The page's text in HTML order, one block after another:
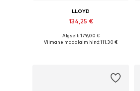
LLOYD
134,25 €
Saadaval erinevates suurustes
Algselt: 179,00 €
Viimane madalaim hind:111,30 €